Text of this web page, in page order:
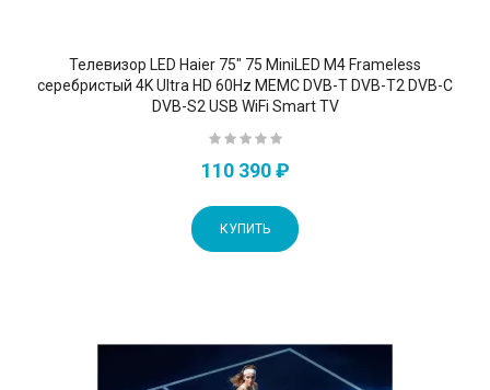
Телевизор LED Haier 75" 75 MiniLED M4 Frameless
серебристый 4K Ultra HD 60Hz MEMC DVB-T DVB-T2 DVB-C
DVB-S2 USB WiFi Smart TV
110 390 ₽
КУПИТЬ